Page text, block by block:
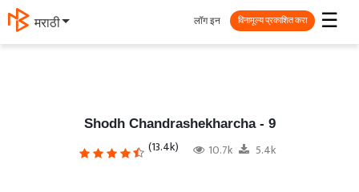
मराठी ☰
लॉग इन विनामूल्य प्रकाशित करा
Shodh Chandrashekharcha - 9
(13.4k) 10.7k 5.4k